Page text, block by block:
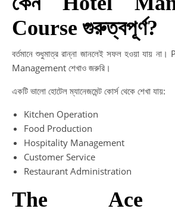
Course গুরুত্বপূর্ণ?
বর্তমানে শুধুমাত্র রান্না জানলেই সফল হওয়া যায়
Management শেখাও জরুরি।
একটি ভালো হোটেল ম্যানেজমেন্ট কোর্স থেকে শেখা যায়:
Kitchen Operation
Food Production
Hospitality Management
Customer Service
Restaurant Administration
The Ace